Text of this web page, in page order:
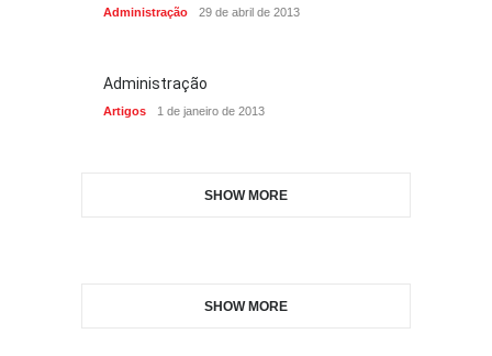
Administração 29 de abril de 2013
Administração
Artigos 1 de janeiro de 2013
SHOW MORE
SHOW MORE